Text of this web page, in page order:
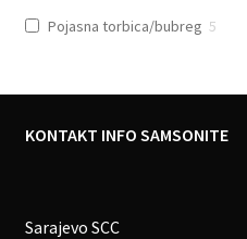
Pojasna torbica/bubreg 5
KONTAKT INFO SAMSONITE
Sarajevo SCC